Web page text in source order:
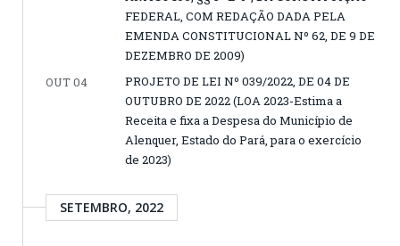
FEDERAL, COM REDAÇÃO DADA PELA
EMENDA CONSTITUCIONAL Nº 62, DE 9 DE
DEZEMBRO DE 2009)
OUT 04
PROJETO DE LEI Nº 039/2022, DE 04 DE
OUTUBRO DE 2022 (LOA 2023-Estima a
Receita e fixa a Despesa do Município de
Alenquer, Estado do Pará, para o exercício
de 2023)
SETEMBRO, 2022